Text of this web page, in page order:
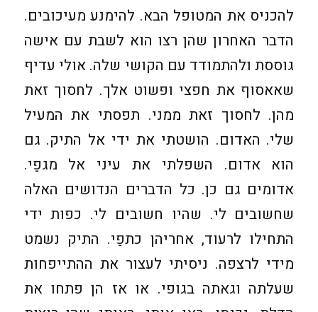
להכניס את המטופל הבא. להימנע מעיכובים.
הדבר האחרון שהן רצו הוא לשבת עם אישה
גוססת ולהתמודד עם הקושי שלה. אולי עדיף
שאאסוף את חפצי ופשוט אלך. לחסוך זאת
מהן. לחסוך זאת ממני. תפסתי את המעיל
שלי. האדום. הושטתי את ידי אל התיק. גם
הוא אדום. השפלתי את עיני אל מגפַי.
אדומים גם כן. כל הדברים הנדושים האלה
שחשובים לי. שהיו חשובים לי. כפות ידי
התחילו לרעוד, אחריהן כתפַי. התיק נשמט
מידי לרצפה. ניסיתי לעצור את ההתייפחות
שעלתה וגאתה בגופי. או אז הן פתחו את